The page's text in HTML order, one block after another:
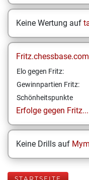
Keine Wertung auf
Elo gegen Fritz:
Gewinnpartien Fritz:
Schönheitspunkte
Erfolge gegen Fritz...
Keine Drills auf